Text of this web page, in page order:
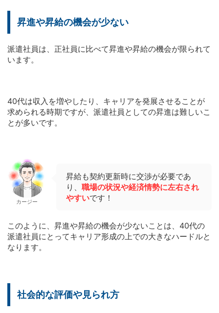
昇進や昇給の機会が少ない
派遣社員は、正社員に比べて昇進や昇給の機会が限られて
います。
40代は収入を増やしたり、キャリアを発展させることが
求められる時期ですが、派遣社員としての昇進は難しいこ
とが多いです。
カージー
昇給も契約更新時に交渉が必要であ
り、 職場の状況や経済情勢に左右され
やすいです！
このように、昇進や昇給の機会が少ないことは、40代の
派遣社員にとってキャリア形成の上での大きなハードルと
なります。
社会的な評価や見られ方